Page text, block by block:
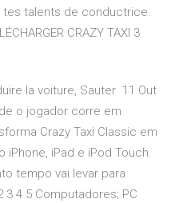
tes talents de conductrice.
CRAZY TAXI 3
la voiture, Sauter 11 Out
o jogador corre em
Crazy Taxi Classic em
iPhone, iPad e iPod Touch.
tempo vai levar para
3 4 5 Computadores; PC